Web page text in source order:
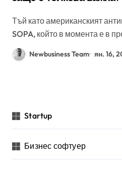
Тъй като американският антипиратски законопроект
SOPA, който в момента е в
Newbusiness Team ян. 16,
Startup
Бизнес софтуер